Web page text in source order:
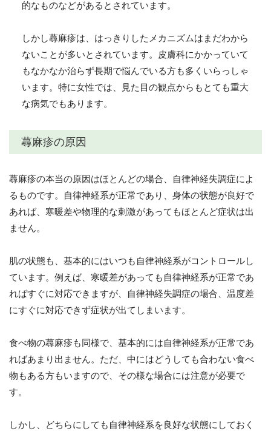
的なものなどがあるとされています。
しかし蕁麻疹は、はっきりしたメカニズムはまだわから
ないことが多いとされています。皮膚科にかかっていて
もなかなか治らず長期で悩んでいる方も多くいらっしゃ
います。特に女性では、見た目の観点からもとても重大
な病気でもあります。
蕁麻疹の原因
蕁麻疹の本当の原因はほとんどの場合、自律神経失調症によ
るものです。自律神経系が正常であり、身体の状態が良好で
あれば、寒暖差や物理的な刺激があってもほとんど症状は出
ません。
肌の状態も、基本的にはいつも自律神経系がコントロールし
ています。例えば、寒暖差があっても自律神経系が正常であ
ればすぐに対応できますが、自律神経失調症の場合、温度差
にすぐに対応できず症状が出てしまいます。
食べ物の蕁麻疹も同様で、基本的には自律神経系が正常であ
ればあまり出ません。ただ、中にはどうしても合わない食べ
物もある方もいますので、その様な場合には注意が必要で
す。
しかし、どちらにしても自律神経系を良好な状態にしておく